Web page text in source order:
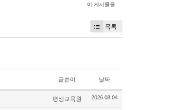
이 게시물을
목록
글쓴이 날짜
평생교육원 2026.08.04